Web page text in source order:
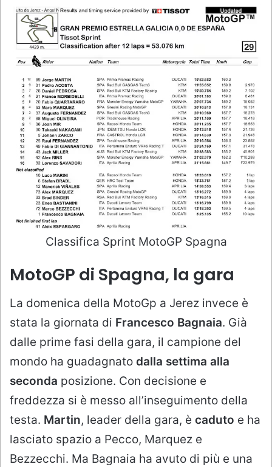
Classifica Sprint MotoGP Spagna
MotoGP di Spagna, la gara
La domenica della MotoGp a Jerez invece è
stata la giornata di Francesco Bagnaia. Già
dalle prime fasi della gara, il campione del
mondo ha guadagnato dalla settima alla
seconda posizione. Con decisione e
freddezza si è messo all’inseguimento della
testa. Martin, leader della gara, è caduto e ha
lasciato spazio a Pecco, Marquez e
Bezzecchi. Ma Bagnaia ha avuto di più e una